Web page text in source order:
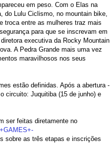
em peso. Com o Elas na
do Lulu Ciclismo, no mountain bike,
troca entre as mulheres traz mais
para que se inscrevam em
executiva da Rocky Mountain
A Pedra Grande mais uma vez
maravilhosos nos seus
estão definidas. Após a abertura -
circuito: Juquitiba (15 de junho) e
ser feitas diretamente no
-
sobre as três etapas e inscrições